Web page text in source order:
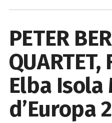
PETER
Elba Isola
d’Europa